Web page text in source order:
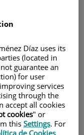
Díaz uses its
(located in
guarantee an
for user
services
through the
accept all cookies
cookies" or
this Settings. For